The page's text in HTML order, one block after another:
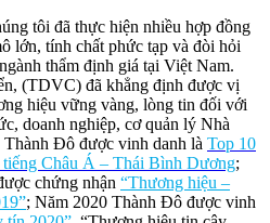
tôi đã thực hiện nhiều hợp đồng
lớn, tính chất phức tạp và đòi hỏi
thẩm định giá tại Việt Nam.
(TDVC) đã khẳng định được vị
hiệu vững vàng, lòng tin đối với
doanh nghiệp, cơ quản lý Nhà
Đô được vinh danh là Top 10
Châu Á – Thái Bình Dương;
chứng nhận “Thương hiệu –
; Năm 2020 Thành Đô được vinh